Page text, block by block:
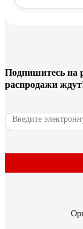
Подпишитесь на
распродажи